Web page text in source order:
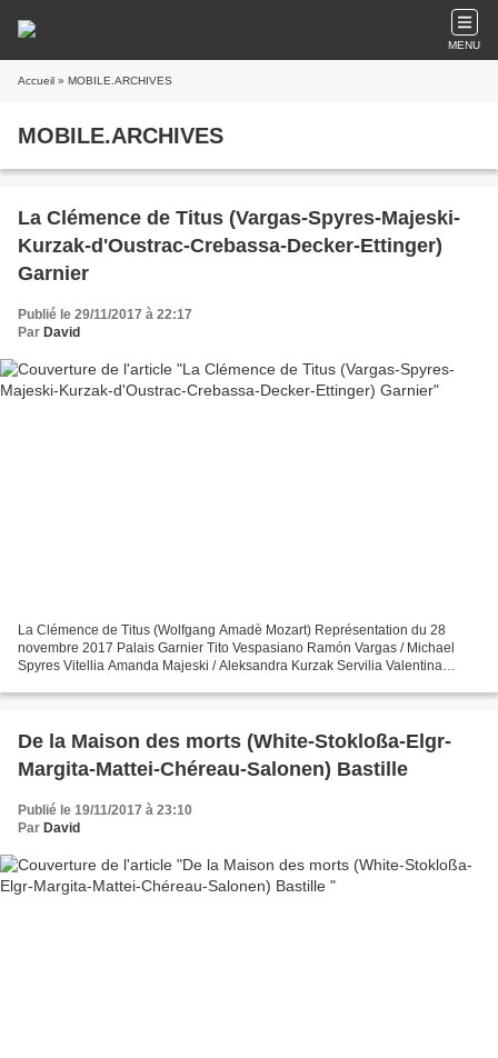
MENU
Accueil » MOBILE.ARCHIVES
MOBILE.ARCHIVES
La Clémence de Titus (Vargas-Spyres-Majeski-
Kurzak-d'Oustrac-Crebassa-Decker-Ettinger)
Garnier
Publié le 29/11/2017 à 22:17
Par David
La Clémence de Titus (Wolfgang Amadè Mozart) Représentation du 28
novembre 2017 Palais Garnier Tito Vespasiano Ramón Vargas / Michael
Spyres Vitellia Amanda Majeski / Aleksandra Kurzak Servilia Valentina
De la Maison des morts (White-Stokloßa-Elgr-
Margita-Mattei-Chéreau-Salonen) Bastille
Publié le 19/11/2017 à 23:10
Par David